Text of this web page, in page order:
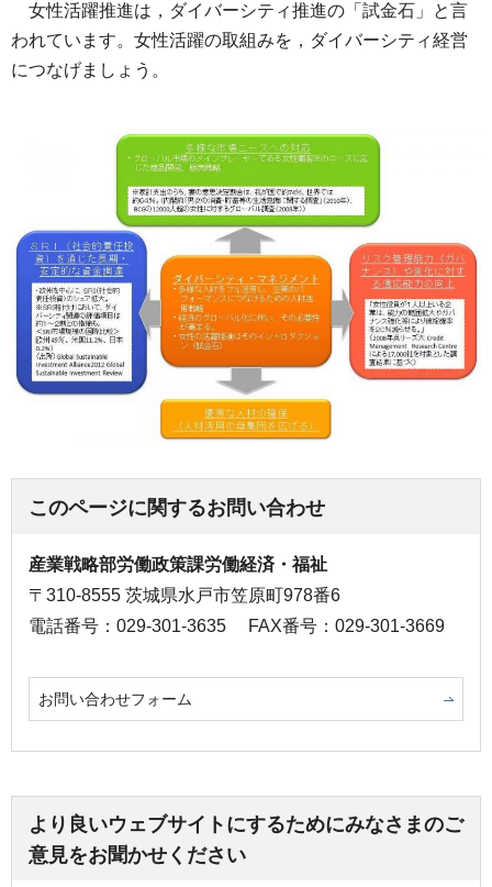
女性活躍推進は，ダイバーシティ推進の「試金石」と言
われています。女性活躍の取組みを，ダイバーシティ経営
につなげましょう。
このページに関するお問い合わせ
産業戦略部労働政策課労働経済・福祉
〒310-8555 茨城県水戸市笠原町978番6
電話番号：029-301-3635
FAX番号：029-301-3669
お問い合わせフォーム
より良いウェブサイトにするためにみなさまのご
意見をお聞かせください